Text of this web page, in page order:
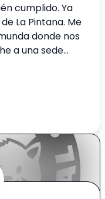
cumplido. Ya
donde nos
a una sede
No me
niñ@s muy
morder